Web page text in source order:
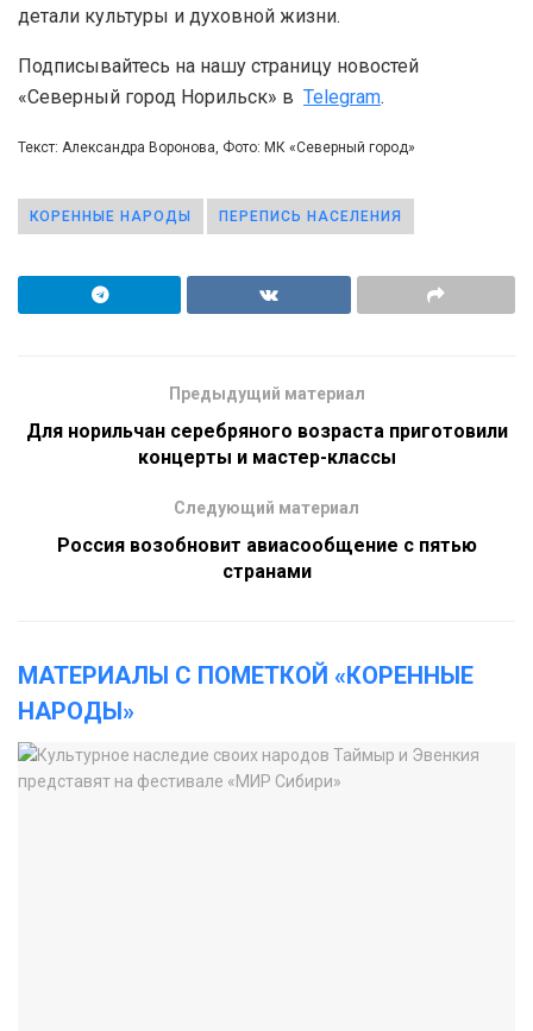
детали культуры и духовной жизни.
Подписывайтесь на нашу страницу новостей
«Северный город Норильск» в Telegram.
Текст: Александра Воронова, Фото: МК «Северный город»
КОРЕННЫЕ НАРОДЫ ПЕРЕПИСЬ НАСЕЛЕНИЯ
Предыдущий материал
Для норильчан серебряного возраста приготовили
концерты и мастер-классы
Следующий материал
Россия возобновит авиасообщение с пятью
странами
МАТЕРИАЛЫ С ПОМЕТКОЙ «КОРЕННЫЕ
НАРОДЫ»